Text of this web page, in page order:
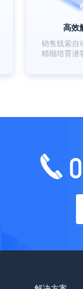
高效
销售线索自
精细培育潜